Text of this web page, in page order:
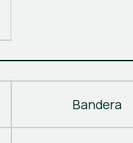
Bandera